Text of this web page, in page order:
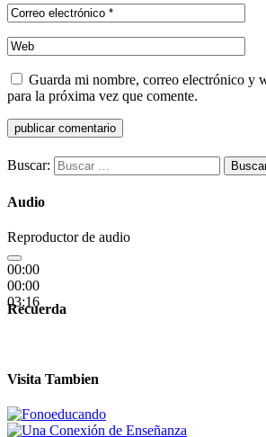
Guarda mi nombre, correo electrónico y
para la próxima vez que comente.
Buscar:
Audio
Reproductor de audio
00:00
00:00
03:16
Recuerda
Visita Tambien